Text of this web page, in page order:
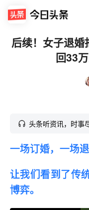
后续！女子退
回33
头条听资讯，时事
一场订婚，一场
让我们看到了传
博弈。